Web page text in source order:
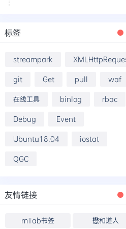
标签
streampark
git Get pull waf
在线工具 binlog rbac
Debug Event
Ubuntu18.04 iostat
QGC
友情链接
mTab书签 懋和道人